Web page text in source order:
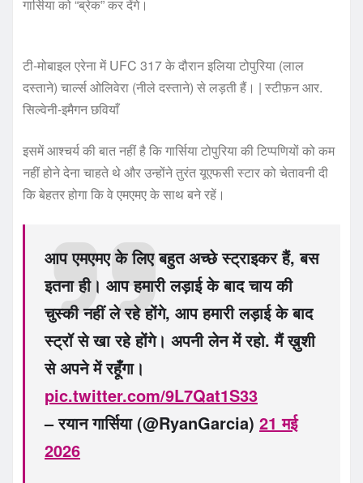
गार्सिया को “ब्रेक” कर देंगे।
टी-मोबाइल एरेना में UFC 317 के दौरान इलिया टोपुरिया (लाल
दस्ताने) चार्ल्स ओलिवेरा (नीले दस्ताने) से लड़ती हैं। | स्टीफ़न आर.
सिल्वेनी-इमैगन छवियाँ
इसमें आश्चर्य की बात नहीं है कि गार्सिया टोपुरिया की टिप्पणियों को कम
नहीं होने देना चाहते थे और उन्होंने तुरंत यूएफसी स्टार को चेतावनी दी
कि बेहतर होगा कि वे एमएमए के साथ बने रहें।
आप एमएमए के लिए बहुत अच्छे स्ट्राइकर हैं, बस
इतना ही। आप हमारी लड़ाई के बाद चाय की
चुस्की नहीं ले रहे होंगे, आप हमारी लड़ाई के बाद
स्ट्रॉ से खा रहे होंगे। अपनी लेन में रहो. मैं ख़ुशी
से अपने में रहूँगा।
pic.twitter.com/9L7Qat1S33
– रयान गार्सिया (@RyanGarcia) 21 मई
2026